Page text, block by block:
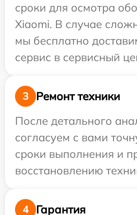
сроки для осмотра
Xiaomi. В случае
мы бесплатно
сервис в сервисный
3
Ремонт техники
После детального
согласуем с вами
сроки выполнения и
восстановлению
4 Гарантия